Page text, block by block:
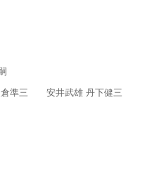
準三 安井武雄 丹下健三